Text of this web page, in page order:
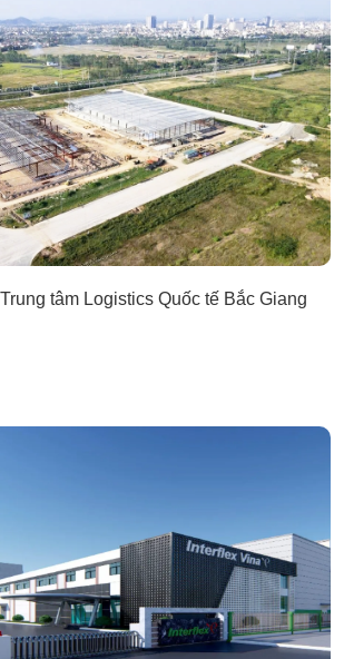
tâm Logistics Quốc tế Bắc Giang